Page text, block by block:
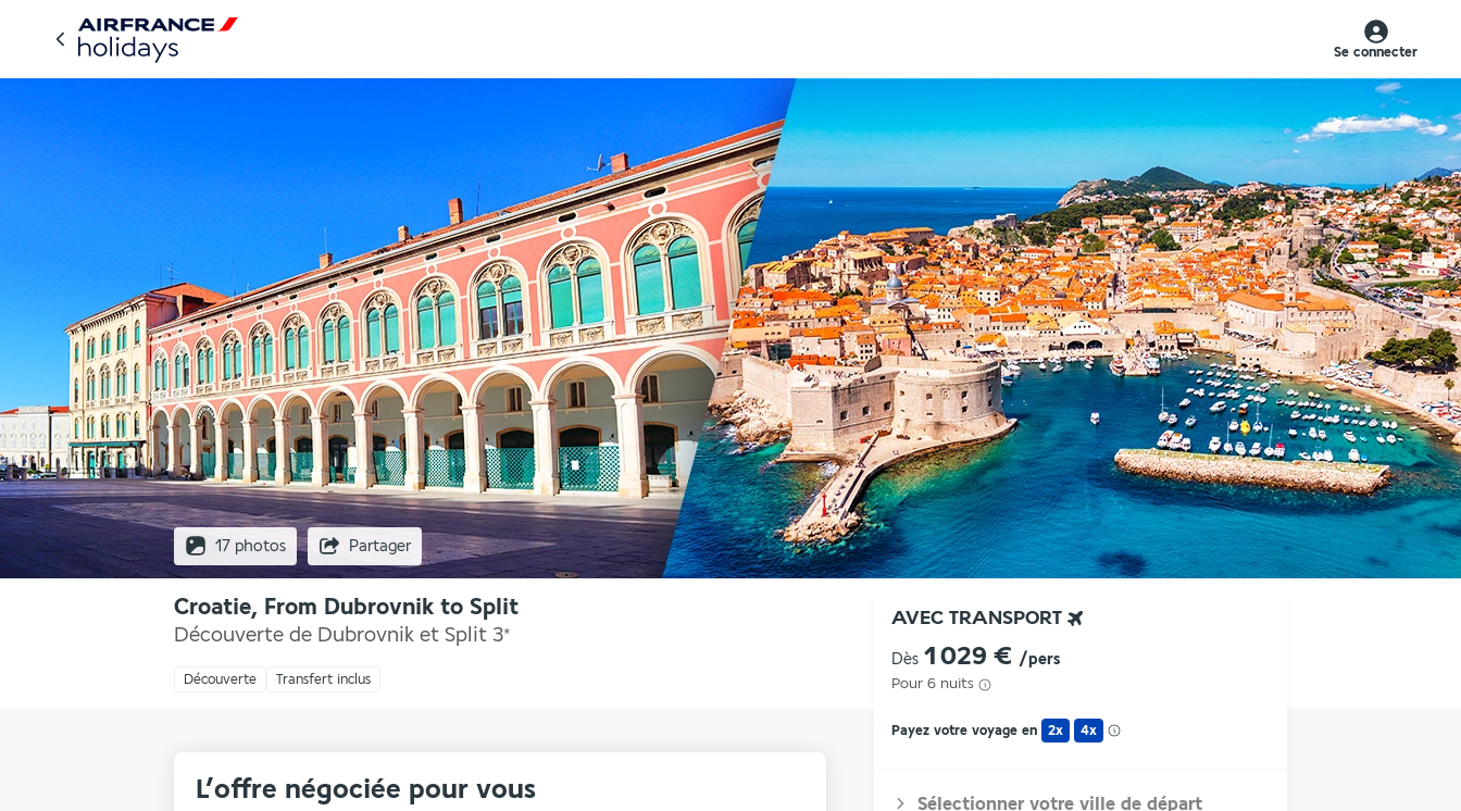
Se connecter
17 photos Partager
Croatie, From Dubrovnik to Split
Découverte de Dubrovnik et Split 3*
Découverte Transfert inclus
AVEC TRANSPORT
Dès 1 029 € /pers
Pour 6 nuits
Payez votre voyage en 2x 4x
Sélectionner votre ville de départ
L’offre négociée pour vous